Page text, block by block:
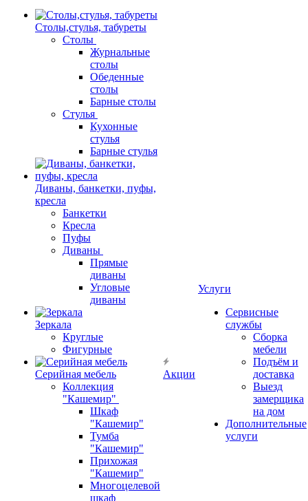
Столы,стулья, табуреты
Столы
Журнальные
столы
Обеденные
столы
Барные столы
Стулья
Кухонные
стулья
Барные стулья
Диваны, банкетки, пуфы,
кресла
Банкетки
Кресла
Пуфы
Диваны
Прямые
диваны
Угловые
диваны
Зеркала
Круглые
Фигурные
Серийная мебель
Коллекция
"Кашемир"
Шкаф
"Кашемир"
Тумба
"Кашемир"
Прихожая
"Кашемир"
Многоцелевой
шкаф
Акции
Услуги
Сервисные
службы
Сборка
мебели
Подъём и
доставка
Выезд
замерщика
на дом
Дополнительные
услуги